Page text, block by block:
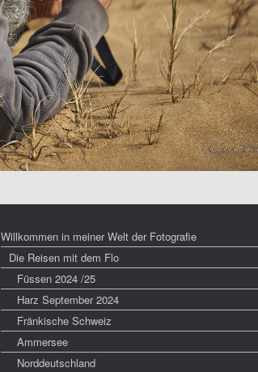
Willkommen in meiner Welt der Fotografie
Die Reisen mit dem Flo
Füssen 2024 /25
Harz September 2024
Fränkische Schweiz
Ammersee
Norddeutschland